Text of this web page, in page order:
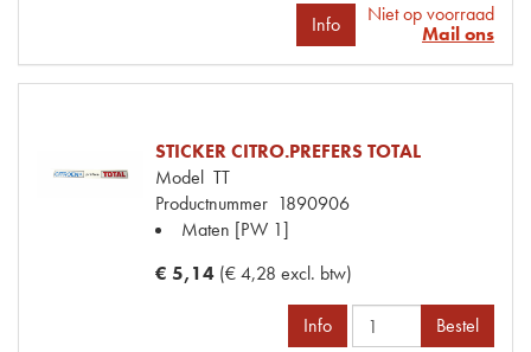
Info
Niet op voorraad
Mail ons
STICKER CITRO.PREFERS TOTAL
Model TT
Productnummer 1890906
Maten [PW 1]
€ 5,14 (€ 4,28 excl. btw)
Info Bestel